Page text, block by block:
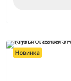
Новинка